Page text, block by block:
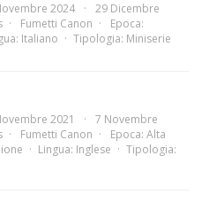
2024
29 Dicembre
Fumetti Canon
Epoca:
Italiano Tipologia: Miniserie
2021
7 Novembre
Fumetti Canon Epoca: Alta
Lingua: Inglese
Tipologia: